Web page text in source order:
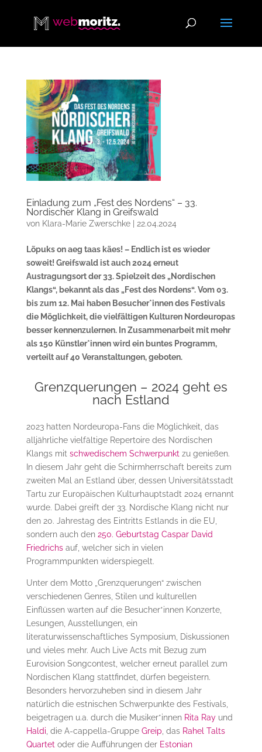
Einladung zum „Fest des Nordens“ – 33.
Nordischer Klang in Greifswald
von Klara-Marie Zwerschke| 22.04.2024
Lõpuks on aeg taas käes! – Endlich ist es wieder
soweit! Greifswald ist auch 2024 erneut
Austragungsort der 33. Spielzeit des „Nordischen
Klangs“, bekannt als das „Fest des Nordens“. Vom 03.
bis zum 12. Mai haben Besucher*innen des Festivals
die Möglichkeit, die vielfältigen Kulturen Nordeuropas
besser kennenzulernen. In Zusammenarbeit mit mehr
als 150 Künstler*innen wird ein buntes Programm,
verteilt auf 40 Veranstaltungen, geboten.
Grenzquerungen – 2024 geht es
nach Estland
2023 hatten Nordeuropa-Fans die Möglichkeit, das
alljährliche vielfältige Repertoire des Nordischen
Klangs mit schwedischem Schwerpunkt zu genießen.
In diesem Jahr geht die Schirmherrschaft bereits zum
zweiten Mal an Estland über, dessen Universitätsstadt
Tartu zur Europäischen Kulturhauptstadt 2024 ernannt
wurde. Dabei greift der 33. Nordische Klang nicht nur
den 20. Jahrestag des Eintritts Estlands in die EU,
sondern auch den 250. Geburtstag Caspar David
Friedrichs auf, welcher sich in vielen
Programmpunkten widerspiegelt.
Unter dem Motto „Grenzquerungen“ zwischen
verschiedenen Genres, Stilen und kulturellen
Einflüssen warten auf die Besucher*innen Konzerte,
Lesungen, Ausstellungen, ein
literaturwissenschaftliches Symposium, Diskussionen
und vieles mehr. Auch Live Acts mit Bezug zum
Eurovision Songcontest, welcher erneut parallel zum
Nordischen Klang stattfindet, dürfen begeistern.
Besonders hervorzuheben sind in diesem Jahr
natürlich die estnischen Schwerpunkte des Festivals,
beigetragen u.a. durch die Musiker*innen Rita Rayund
Haldi , die A-cappella-Gruppe Greip , das Rahel Talts
Quartet oder die Aufführungen der Estonian